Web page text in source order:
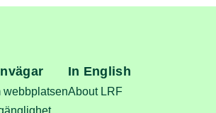
webbplatsen
In English
About LRF